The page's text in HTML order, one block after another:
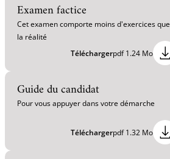
Examen factice
Cet examen comporte moins d'exercices que
la réalité
Téléchargerpdf 1.24 Mo
Guide du candidat
Pour vous appuyer dans votre démarche
Téléchargerpdf 1.32 Mo